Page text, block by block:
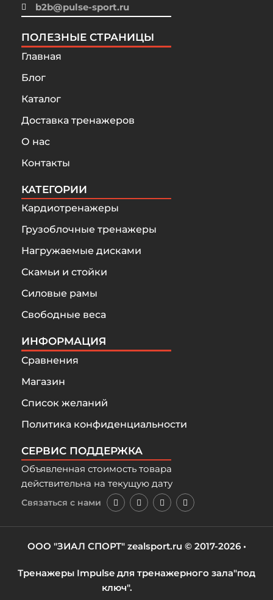
b2b@pulse-sport.ru
ПОЛЕЗНЫЕ СТРАНИЦЫ
Главная
Блог
Каталог
Доставка тренажеров
О нас
Контакты
КАТЕГОРИИ
Кардиотренажеры
Грузоблочные тренажеры
Нагружаемые дисками
Скамьи и стойки
Силовые рамы
Свободные веса
ИНФОРМАЦИЯ
Сравнения
Магазин
Список желаний
Политика конфиденциальности
СЕРВИС ПОДДЕРЖКА
Объявленная стоимость товара
действительна на текущую дату
Связаться с нами
ООО "ЗИАЛ СПОРТ" zealsport.ru © 2017-2026 •
Тренажеры Impulse для тренажерного зала"под
ключ".